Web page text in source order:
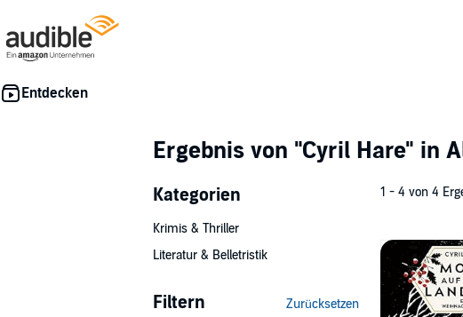
Ergebnis von "Cyril Hare" in
Kategorien
Krimis & Thriller
Literatur & Belletristik
Filtern Zurücksetzen
1 - 4 von 4